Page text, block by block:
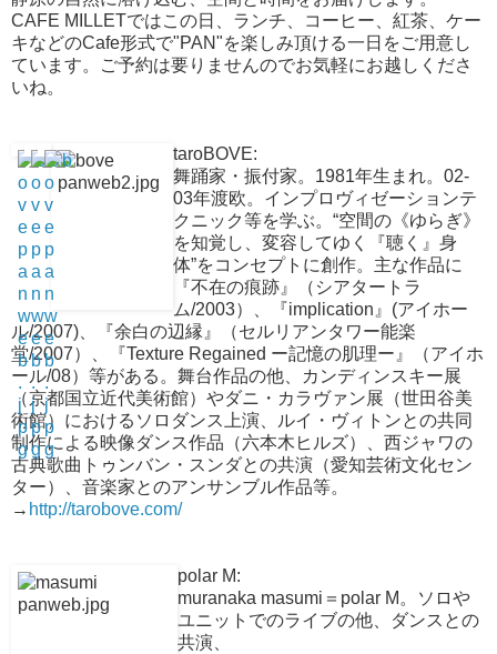
CAFE MILLETではこの日、ランチ、コーヒー、紅茶、ケー
キなどのCafe形式で"PAN"を楽しみ頂ける一日をご用意し
ています。ご予約は要りませんのでお気軽にお越しくださ
いね。
taroBOVE:
舞踊家・振付家。1981年生まれ。02-
03年渡欧。インプロヴィゼーションテ
クニック等を学ぶ。“空間の《ゆらぎ》
を知覚し、変容してゆく『聴く』身
体”をコンセプトに創作。主な作品に
『不在の痕跡』（シアタートラ
ム/2003）、『implication』(アイホー
ル/2007)、『余白の辺縁』（セルリアンタワー能楽
堂/2007）、『Texture Regained ー記憶の肌理ー』（アイホ
ール/08）等がある。舞台作品の他、カンディンスキー展
（京都国立近代美術館）やダニ・カラヴァン展（世田谷美
術館）におけるソロダンス上演、ルイ・ヴィトンとの共同
制作による映像ダンス作品（六本木ヒルズ）、西ジャワの
古典歌曲トゥンバン・スンダとの共演（愛知芸術文化セン
ター）、音楽家とのアンサンブル作品等。
→ http://tarobove.com/
polar M:
muranaka masumi＝polar M。ソロや
ユニットでのライブの他、ダンスとの
共演、